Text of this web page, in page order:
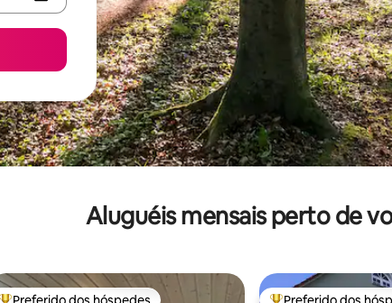
Aluguéis mensais perto de